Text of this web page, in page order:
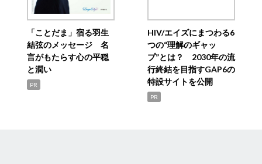
「ことだま」宿る羽生
結弦のメッセージ 名
言がもたらす心の平穏
と潤い
PR
HIV/エイズにまつわる6
つの“理解のギャッ
プ”とは？ 2030年の流
行終結を目指すGAP6の
特設サイトを公開
PR